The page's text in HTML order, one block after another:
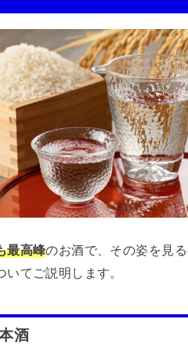
最高峰のお酒で、その姿を見
てご説明します。
酒